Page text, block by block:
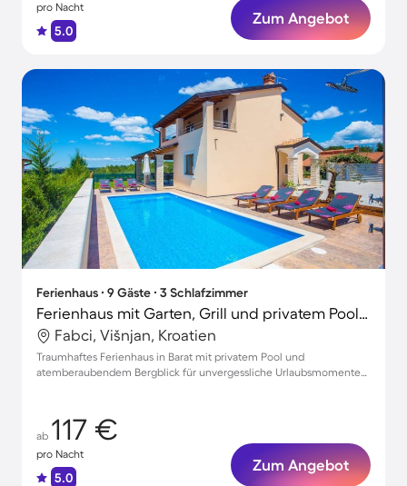
pro Nacht
5.0
Zum Angebot
Ferienhaus ∙ 9 Gäste ∙ 3 Schlafzimmer
Ferienhaus mit Garten, Grill und privatem Pool | Bergblick
Fabci, Višnjan, Kroatien
Traumhaftes Ferienhaus in Barat mit privatem Pool und
atemberaubendem Bergblick für unvergessliche Urlaubsmomente
ab 117 €
pro Nacht
5.0
Zum Angebot